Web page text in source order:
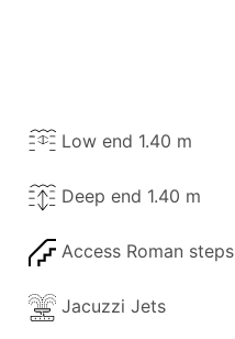
Low end 1.40 m
Deep end 1.40 m
Access Roman steps
Jacuzzi Jets